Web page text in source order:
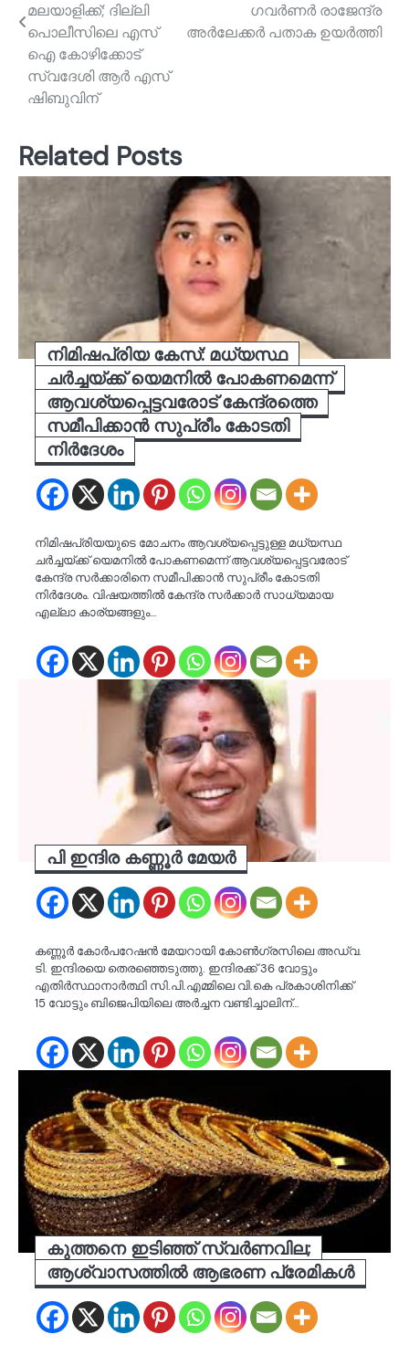
മലയാളിക്ക്; ദില്ലി
പൊലീസിലെ എസ്
ഐ കോഴിക്കോട്
സ്വദേശി ആര്‍ എസ്
ഷിബുവിന്
ഗവര്‍ണര്‍ രാജേന്ദ്ര
അര്‍ലേക്കര്‍ പതാക ഉയര്‍ത്തി
Related Posts
നിമിഷപ്രിയ കേസ്: മധ്യസ്ഥ
ചർച്ചയ്ക്ക് യെമനിൽ പോകണമെന്ന്
ആവശ്യപ്പെട്ടവരോട് കേന്ദ്രത്തെ
സമീപിക്കാൻ സുപ്രീം കോടതി
നിർദേശം
നിമിഷപ്രിയയുടെ മോചനം ആവശ്യപ്പെട്ടുള്ള മധ്യസ്ഥ
ചർച്ചയ്ക്ക് യെമനിൽ പോകണമെന്ന് ആവശ്യപ്പെട്ടവരോട്
കേന്ദ്ര സർക്കാരിനെ സമീപിക്കാൻ സുപ്രീം കോടതി
നിർദേശം. വിഷയത്തിൽ കേന്ദ്ര സർക്കാർ സാധ്യമായ
എല്ലാ കാര്യങ്ങളും…
പി ഇന്ദിര കണ്ണൂര്‍ മേയര്‍
കണ്ണൂര്‍ കോര്‍പറേഷന്‍ മേയറായി കോണ്‍ഗ്രസിലെ അഡ്വ.
ടി. ഇന്ദിരയെ തെരഞ്ഞെടുത്തു. ഇന്ദിരക്ക് 36 വോട്ടും
എതിര്‍സ്ഥാനാര്‍ത്ഥി സി.പി.എമ്മിലെ വി.കെ പ്രകാശിനിക്ക്
15 വോട്ടും ബിജെപിയിലെ അര്‍ച്ചന വണ്ടിച്ചാലിന്…
കുത്തനെ ഇടിഞ്ഞ് സ്വർണവില;
ആശ്വാസത്തിൽ ആഭരണ പ്രേമികൾ